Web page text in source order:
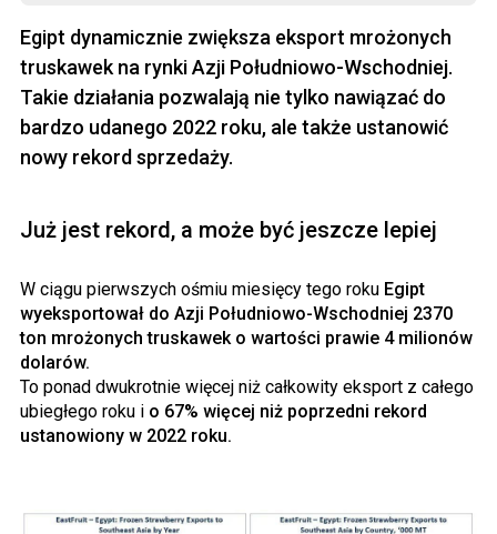
Egipt dynamicznie zwiększa eksport mrożonych
truskawek na rynki Azji Południowo-Wschodniej.
Takie działania pozwalają nie tylko nawiązać do
bardzo udanego 2022 roku, ale także ustanowić
nowy rekord sprzedaży.
Już jest rekord, a może być jeszcze lepiej
W ciągu pierwszych ośmiu miesięcy tego roku Egipt
wyeksportował do Azji Południowo-Wschodniej 2370
ton mrożonych truskawek o wartości prawie 4 milionów
dolarów.
To ponad dwukrotnie więcej niż całkowity eksport z całego
ubiegłego roku i o 67% więcej niż poprzedni rekord
ustanowiony w 2022 roku.